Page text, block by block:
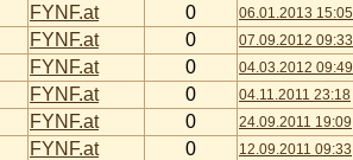
FYNF.at 0 06.01.2013 15:05
FYNF.at 0 07.09.2012 09:33
FYNF.at 0 04.03.2012 09:49
FYNF.at 0 04.11.2011 23:18
FYNF.at 0 24.09.2011 19:09
FYNF.at 0 12.09.2011 09:33